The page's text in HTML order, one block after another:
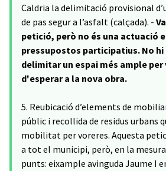
Caldria la delimitació provisional
de pas segur a l’asfalt (calçada). -
petició, però no és una actuació
pressupostos participatius. No hi
delimitar un espai més ample
d'esperar a la nova obra.
5. Reubicació d’elements de
públic i recollida de residus urbans
mobilitat per voreres. Aquesta
a tot el municipi, però, en la
punts: eixample avinguda Jaume I